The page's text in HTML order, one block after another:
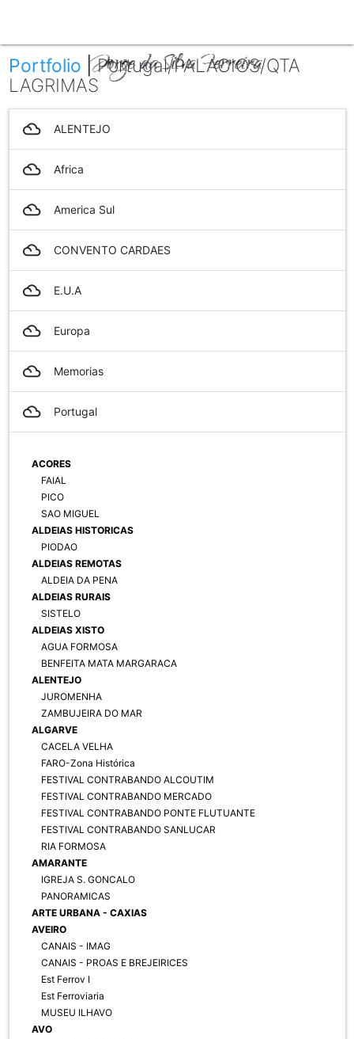
Portfolio |Portugal/PALACIOS/QTA
LAGRIMAS
filter_drama ALENTEJO
filter_drama Africa
filter_drama America Sul
filter_drama CONVENTO CARDAES
filter_drama E.U.A
filter_drama Europa
filter_drama Memorias
filter_drama Portugal
ACORES
FAIAL
PICO
SAO MIGUEL
ALDEIAS HISTORICAS
PIODAO
ALDEIAS REMOTAS
ALDEIA DA PENA
ALDEIAS RURAIS
SISTELO
ALDEIAS XISTO
AGUA FORMOSA
BENFEITA MATA MARGARACA
ALENTEJO
JUROMENHA
ZAMBUJEIRA DO MAR
ALGARVE
CACELA VELHA
FARO-Zona Histórica
FESTIVAL CONTRABANDO ALCOUTIM
FESTIVAL CONTRABANDO MERCADO
FESTIVAL CONTRABANDO PONTE FLUTUANTE
FESTIVAL CONTRABANDO SANLUCAR
RIA FORMOSA
AMARANTE
IGREJA S. GONCALO
PANORAMICAS
ARTE URBANA - CAXIAS
AVEIRO
CANAIS - IMAG
CANAIS - PROAS E BREJEIRICES
Est Ferrov I
Est Ferroviaria
MUSEU ILHAVO
AVO